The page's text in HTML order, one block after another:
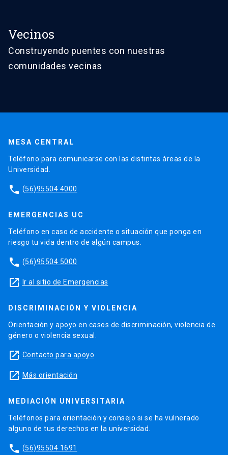
Vecinos
Construyendo puentes con nuestras
comunidades vecinas
MESA CENTRAL
Teléfono para comunicarse con las distintas áreas de la
Universidad.
phone (56)95504 4000
EMERGENCIAS UC
Teléfono en caso de accidente o situación que ponga en
riesgo tu vida dentro de algún campus.
phone (56)95504 5000
launch Ir al sitio de Emergencias
DISCRIMINACIÓN Y VIOLENCIA
Orientación y apoyo en casos de discriminación, violencia de
género o violencia sexual.
launch Contacto para apoyo
launch Más orientación
MEDIACIÓN UNIVERSITARIA
Teléfonos para orientación y consejo si se ha vulnerado
alguno de tus derechos en la universidad.
phone (56)95504 1691